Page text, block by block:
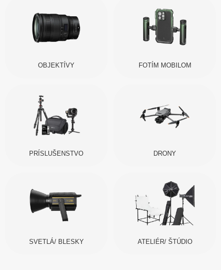
OBJEKTÍVY FOTÍM MOBILOM
PRÍSLUŠENSTVO DRONY
SVETLÁ/ BLESKY ATELIÉR/ ŠTÚDIO